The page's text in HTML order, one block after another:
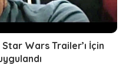
Wars Trailer’ı İçin